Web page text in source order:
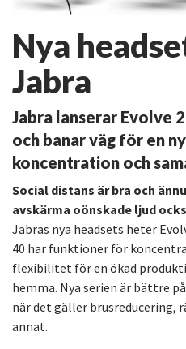
Nya
Jabra
Jabra lanserar Evolve
och banar väg för en
koncentration och
Social distans är bra och
avskärma oönskade ljud
Jabras nya headsets heter
40 har funktioner för
flexibilitet för en ökad
hemma. Nya serien är bättre
när det gäller brusreducering,
annat.